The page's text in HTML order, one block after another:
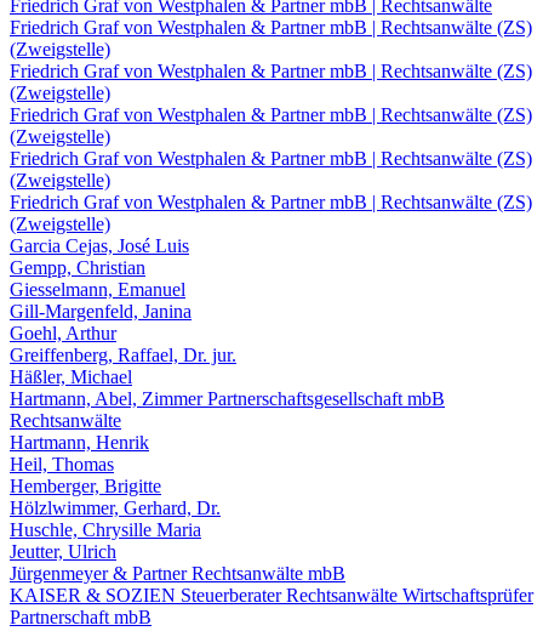
Friedrich Graf von Westphalen & Partner mbB | Rechtsanwälte
Friedrich Graf von Westphalen & Partner mbB | Rechtsanwälte (ZS)
(Zweigstelle)
Friedrich Graf von Westphalen & Partner mbB | Rechtsanwälte (ZS)
(Zweigstelle)
Friedrich Graf von Westphalen & Partner mbB | Rechtsanwälte (ZS)
(Zweigstelle)
Friedrich Graf von Westphalen & Partner mbB | Rechtsanwälte (ZS)
(Zweigstelle)
Friedrich Graf von Westphalen & Partner mbB | Rechtsanwälte (ZS)
(Zweigstelle)
Garcia Cejas, José Luis
Gempp, Christian
Giesselmann, Emanuel
Gill-Margenfeld, Janina
Goehl, Arthur
Greiffenberg, Raffael, Dr. jur.
Häßler, Michael
Hartmann, Abel, Zimmer Partnerschaftsgesellschaft mbB
Rechtsanwälte
Hartmann, Henrik
Heil, Thomas
Hemberger, Brigitte
Hölzlwimmer, Gerhard, Dr.
Huschle, Chrysille Maria
Jeutter, Ulrich
Jürgenmeyer & Partner Rechtsanwälte mbB
KAISER & SOZIEN Steuerberater Rechtsanwälte Wirtschaftsprüfer
Partnerschaft mbB